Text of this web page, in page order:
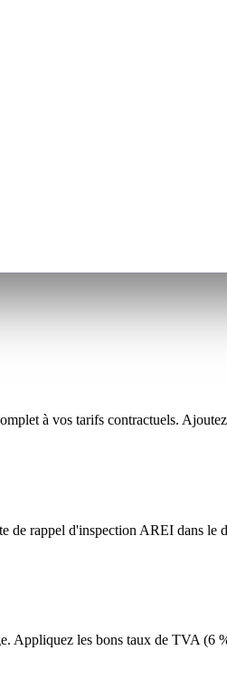
à vos tarifs contractuels.
rappel d'inspection AREI dans
Appliquez les bons taux de TVA